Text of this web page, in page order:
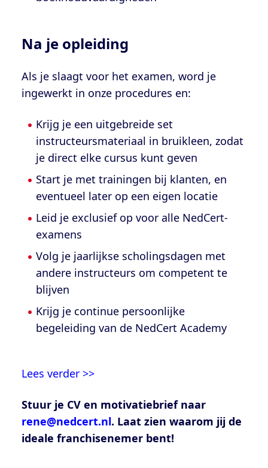
Na je opleiding
Als je slaagt voor het examen, word je
ingewerkt in onze procedures en:
Krijg je een uitgebreide set
instructeursmateriaal in bruikleen, zodat
je direct elke cursus kunt geven
Start je met trainingen bij klanten, en
eventueel later op een eigen locatie
Leid je exclusief op voor alle NedCert-
examens
Volg je jaarlijkse scholingsdagen met
andere instructeurs om competent te
blijven
Krijg je continue persoonlijke
begeleiding van de NedCert Academy
Lees verder >>
Stuur je CV en motivatiebrief naar
rene@nedcert.nl. Laat zien waarom jij de
ideale franchisenemer bent!